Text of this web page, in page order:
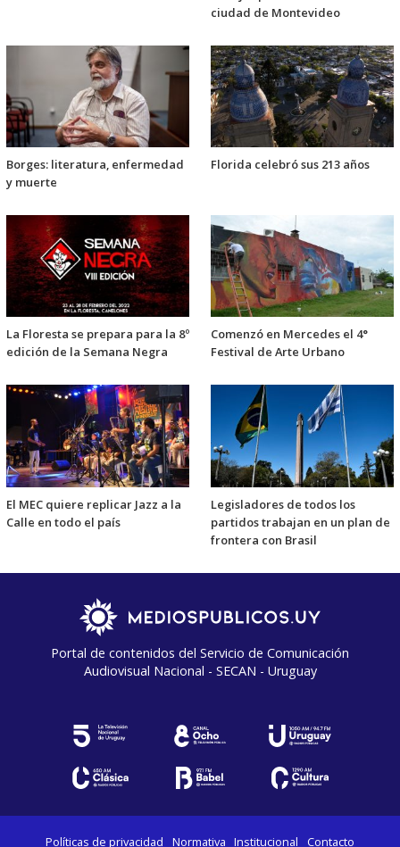
ciudad de Montevideo
Borges: literatura, enfermedad
y muerte
Florida celebró sus 213 años
La Floresta se prepara para la 8º
edición de la Semana Negra
Comenzó en Mercedes el 4°
Festival de Arte Urbano
El MEC quiere replicar Jazz a la
Calle en todo el país
Legisladores de todos los
partidos trabajan en un plan de
frontera con Brasil
Portal de contenidos del Servicio de Comunicación
Audiovisual Nacional - SECAN - Uruguay
Políticas de privacidad Normativa Institucional Contacto